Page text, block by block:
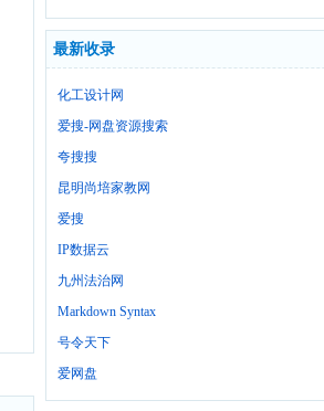
最新收录
化工设计网
爱搜-网盘资源搜索
夸搜搜
昆明尚培家教网
爱搜
IP数据云
九州法治网
Markdown Syntax
号令天下
爱网盘